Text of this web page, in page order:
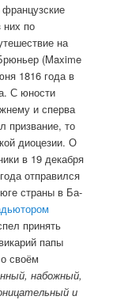
них по
на
(Maxime
1816 года в
С юности
и сперва
призвание, то
диоцезии. О
в 19 декабря
отправился
страны в Ба-
принять
папы
своём
набожный,
и